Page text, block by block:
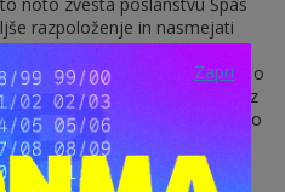
noto zvesta poslanstvu Špas
razpoloženje in nasmejati
izgube, oblekeni samo
ni romanca, niti zgodba o
predstavi. Svetovna uspešnica z
and What I Wore je nastala po
in kmalu postala velik
Ephron in Nora Ephron
Zapri